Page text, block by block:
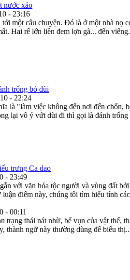
nước xáo
- 23:16
một câu chuyện. Đó là ở một nhà nọ
Hai rể lớn liền đem lợn gà... đến
trống bỏ dùi
- 22:24
là "làm việc không đến nơi đến chốn,
lại vô ý vứt dùi đi thì gọi là đánh
trưng Ca dao
- 23:49
với văn hóa tộc người và vùng đất
điểm này, chúng tôi tìm hiểu tính
- 00:11
trạng thái nát nhừ, bể vụn của vật thể,
thành ngữ này thường dùng để biểu